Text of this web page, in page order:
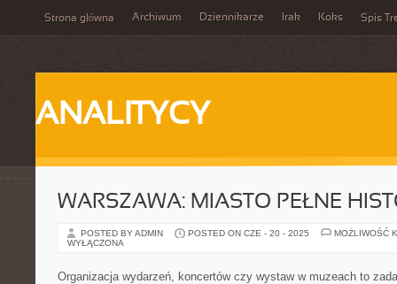
Strona główna Archiwum Dziennikarze Irak Koks Spis
ANALITYCY
WARSZAWA: MIASTO PEŁNE
POSTED BY ADMIN POSTED ON CZE - 20 - 2025
MOŻLIWOŚĆ
WYŁĄCZONA
Organizacja wydarzeń, koncertów czy wystaw w muzeach to